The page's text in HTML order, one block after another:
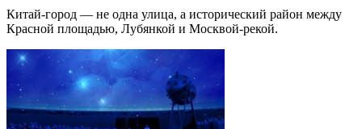
Китай-город — не одна улица, а исторический район между
Красной площадью, Лубянкой и Москвой-рекой.